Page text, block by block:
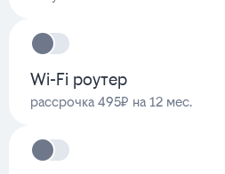
Wi-Fi роутер
рассрочка 495₽ на 12 мес.